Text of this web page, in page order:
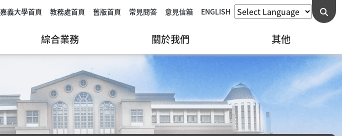
嘉義大學首頁 教務處首頁 舊版首頁 常見問答 意見信箱 ENGLISH
綜合業務 關於我們 其他